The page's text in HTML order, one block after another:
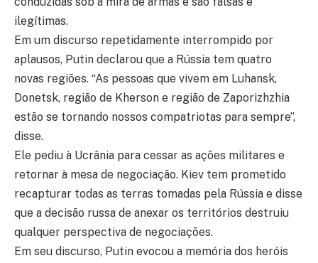
ilegítimas.
Em um discurso repetidamente interrompido por
aplausos, Putin declarou que a Rússia tem quatro
novas regiões. “As pessoas que vivem em Luhansk,
Donetsk, região de Kherson e região de Zaporizhzhia
estão se tornando nossos compatriotas para sempre”,
disse.
Ele pediu à Ucrânia para cessar as ações militares e
retornar à mesa de negociação. Kiev tem prometido
recapturar todas as terras tomadas pela Rússia e disse
que a decisão russa de anexar os territórios destruiu
qualquer perspectiva de negociações.
Em seu discurso, Putin evocou a memória dos heróis